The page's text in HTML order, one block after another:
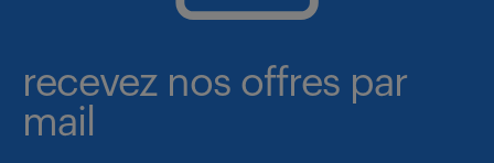
recevez nos offres par
mail